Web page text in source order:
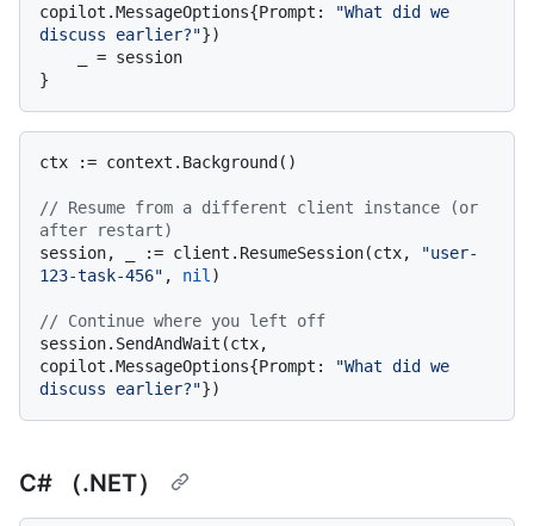
copilot.MessageOptions{Prompt:
"What did we
discuss earlier?"})
ctx := context.Background()
// Resume from a different client instance (or
after restart)
session, _ := client.ResumeSession(ctx,
"user-
123-task-456" , nil)
// Continue where you left off
session.SendAndWait(ctx,
copilot.MessageOptions{Prompt:
"What did we
discuss earlier?"
C# （.NET）